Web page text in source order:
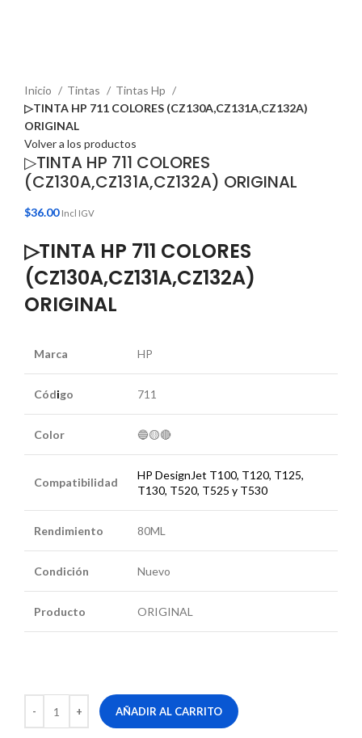
Inicio
Tintas
Tintas Hp
▷TINTA HP 711 COLORES (CZ130A,CZ131A,CZ132A)
ORIGINAL
Volver a los productos
▷TINTA HP 711 COLORES
(CZ130A,CZ131A,CZ132A) ORIGINAL
$36.00 Incl IGV
▷TINTA HP 711 COLORES
(CZ130A,CZ131A,CZ132A)
ORIGINAL
Marca HP
Código 711
Color 🔵🟡🔴
Compatibilidad
HP DesignJet T100, T120, T125,
T130, T520, T525 y T530
Rendimiento 80ML
Condición Nuevo
Producto ORIGINAL
AÑADIR AL CARRITO